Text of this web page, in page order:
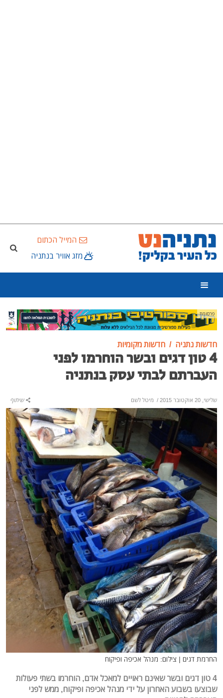
המייל הכתום
מזג אוויר בנתניה
פרסומת
חדשות נתניה חדשות מקומיות
4 טון דגים ובשר הוחרמו לפני
העברתם לבתי עסק בנתניה
שלישי, 20 אוקטובר 2015 / מיטל לשם שיתוף
החרמת דגים | צילום: מנהל אכיפה ופיקוח
4 טון דגים ובשר שאינם ראויים למאכל אדם, הוחרמו בשתי פעולות
שבוצעו בשבוע האחרון על ידי מנהל אכיפה ופיקוח, ממש לפני